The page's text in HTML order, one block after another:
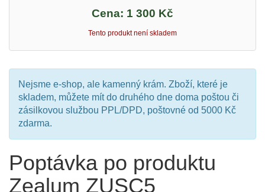
Cena: 1 300 Kč
Tento produkt není skladem
Nejsme e-shop, ale kamenný krám. Zboží, které je
skladem, můžete mít do druhého dne doma poštou či
zásilkovou službou PPL/DPD, poštovné od 5000 Kč
zdarma.
Poptávka po produktu
Zealum ZUSC5